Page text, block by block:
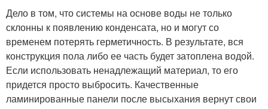
Дело в том, что системы на основе воды не только
склонны к появлению конденсата, но и могут со
временем потерять герметичность. В результате, вся
конструкция пола либо ее часть будет затоплена водой.
Если использовать ненадлежащий материал, то его
придется просто выбросить. Качественные
ламинированные панели после высыхания вернут свои